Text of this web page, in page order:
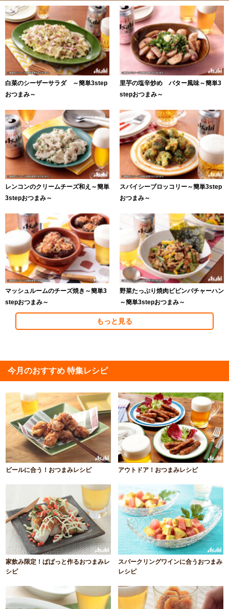
白菜のシーザーサラダ ～簡単3step
おつまみ～
里芋の塩辛炒め バター風味～簡単3
stepおつまみ～
レンコンのクリームチーズ和え～簡単
3stepおつまみ～
スパイシーブロッコリー～簡単3step
おつまみ～
マッシュルームのチーズ焼き～簡単3
stepおつまみ～
野菜たっぷり焼肉ビビンバチャーハン
～簡単3stepおつまみ～
もっと見る
今月のおすすめ 特集レシピ
ビールに合う！おつまみレシピ アウトドア！おつまみレシピ
家飲み限定！ぱぱっと作るおつまみレ
シピ
スパークリングワインに合うおつまみ
レシピ